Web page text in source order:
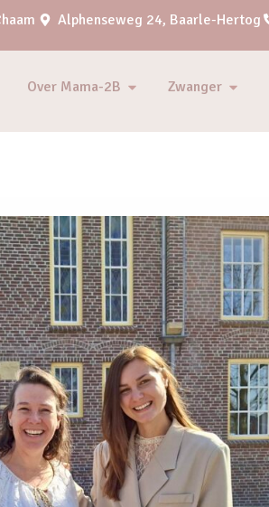
Alphenseweg 24, Baarle-Hertog
Over Mama-2B Zwanger